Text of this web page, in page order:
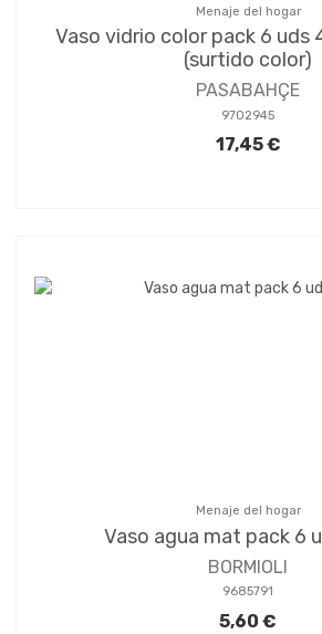
Menaje del hogar
Vaso vidrio color pack 6 uds
(surtido color)
PASABAHÇE
9702945
17,45 €
Menaje del hogar
Vaso agua mat pack 6
BORMIOLI
9685791
5,60 €